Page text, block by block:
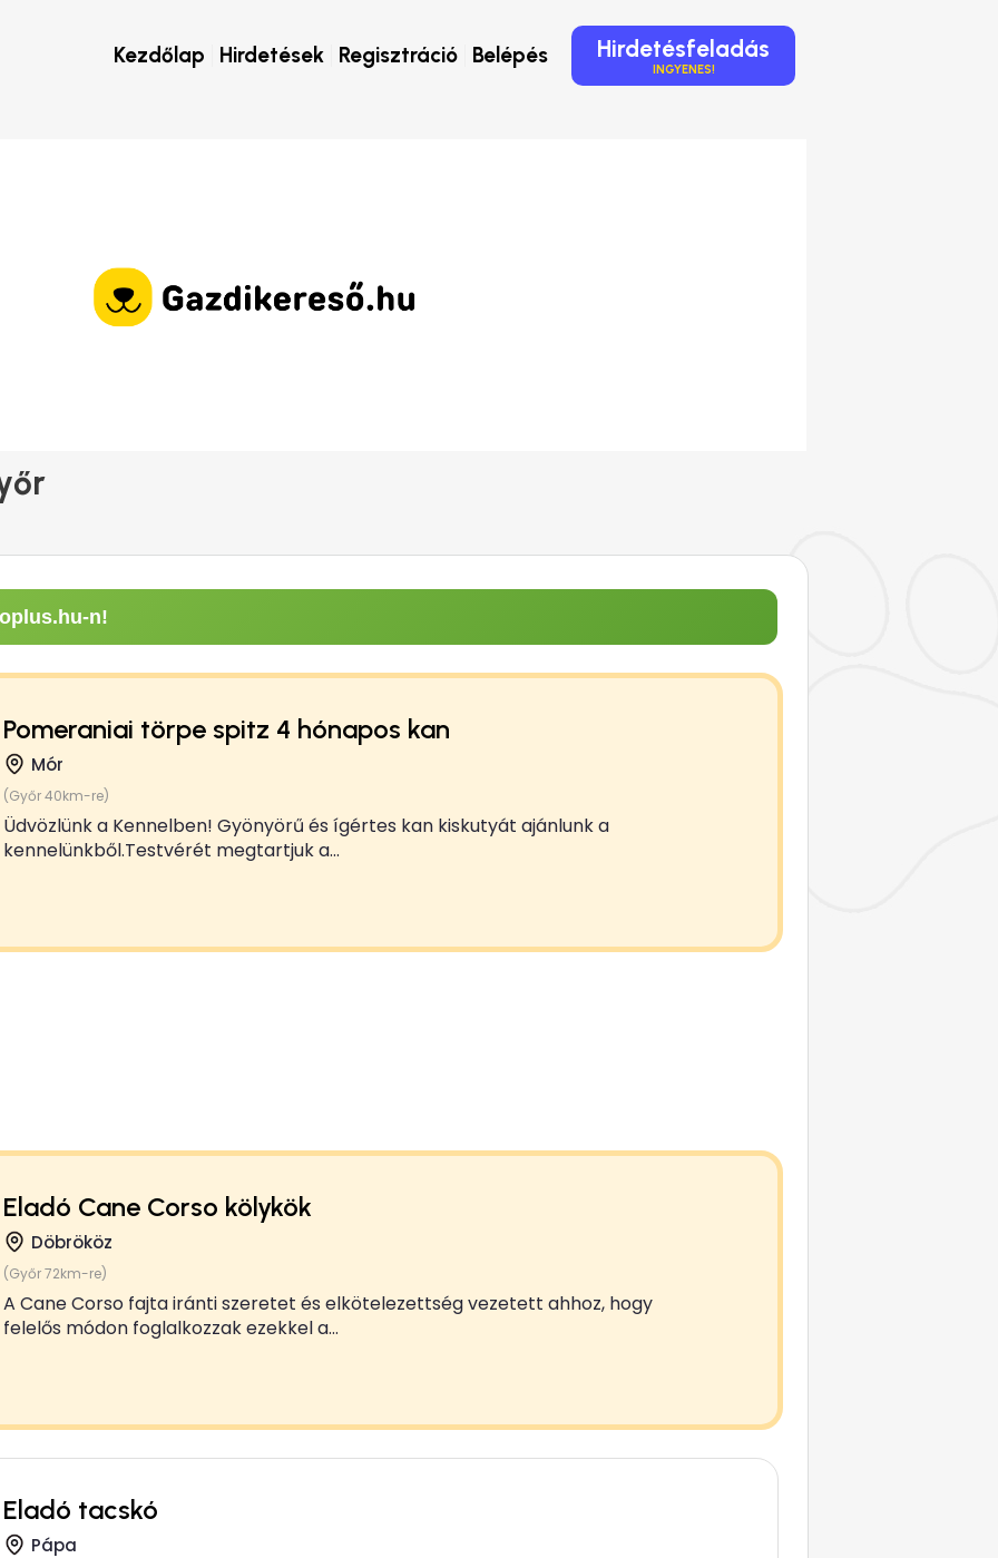
Hirdetésfeladás
INGYENES!
Belépés
Regisztráció
Hirdetések
Kezdőlap
n!
Pomeraniai törpe spitz 4 hónapos kan
Mór
(Győr 40km-re)
Üdvözlünk a Kennelben! Gyönyörű és ígértes kan kiskutyát ajánlunk a
kennelünkből.Testvérét megtartjuk a...
Eladó Cane Corso kölykök
Döbrököz
(Győr 72km-re)
A Cane Corso fajta iránti szeretet és elkötelezettség vezetett ahhoz, hogy
felelős módon foglalkozzak ezekkel a...
Eladó tacskó
Pápa